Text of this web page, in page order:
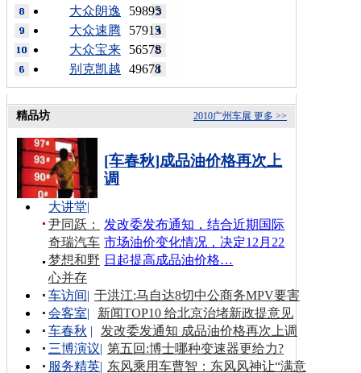
59895
大众朗逸
57915
大众速腾
56578
大众宝来
49678
别克凯越
更多 >>
2010广州车展
精品坊
[车春秋]成品油价格再次上
调
发改委发布通知，结合近期国际
市场油价变化情况，决定12月22
日起提高成品油价格…
大讲堂|
尹同跃：
奇瑞汽车
梦想和野
心并存
车访间| 于洪江:马自达8切中公商务MPV要害
会客室|
新闻TOP10 给北京治堵新政提意见
车春秋 |
发改委发通知 成品油价格再次上调
三博演议| 第五回:博士哪种变速器更给力?
服务精英| 东风乘用车曹智：东风风神让“满意